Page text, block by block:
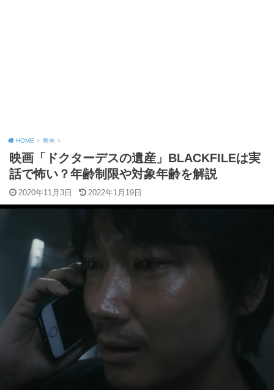
HOME 映画
映画「ドクターデスの遺産」BLACKFILEは実
話で怖い？年齢制限や対象年齢を解説
2020年11月3日 2022年1月19日